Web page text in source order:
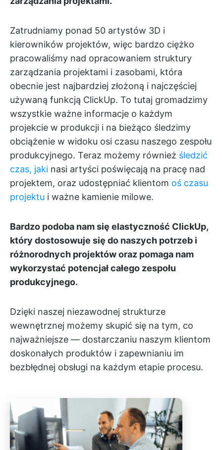
Zatrudniamy ponad 50 artystów 3D i
kierowników projektów, więc bardzo ciężko
pracowaliśmy nad opracowaniem struktury
zarządzania projektami i zasobami, która
obecnie jest najbardziej złożoną i najczęściej
używaną funkcją ClickUp. To tutaj gromadzimy
wszystkie ważne informacje o każdym
projekcie w produkcji i na bieżąco śledzimy
obciążenie w widoku osi czasu naszego zespołu
produkcyjnego. Teraz możemy również śledzić
czas, jaki nasi artyści poświęcają na pracę nad
projektem, oraz udostępniać klientom oś czasu
projektu i ważne kamienie milowe.
Bardzo podoba nam się elastyczność ClickUp,
który dostosowuje się do naszych potrzeb i
różnorodnych projektów oraz pomaga nam
wykorzystać potencjał całego zespołu
produkcyjnego.
Dzięki naszej niezawodnej strukturze
wewnętrznej możemy skupić się na tym, co
najważniejsze — dostarczaniu naszym klientom
doskonałych produktów i zapewnianiu im
bezbłędnej obsługi na każdym etapie procesu.